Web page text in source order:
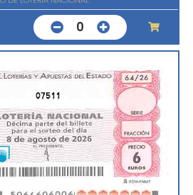
0
07511